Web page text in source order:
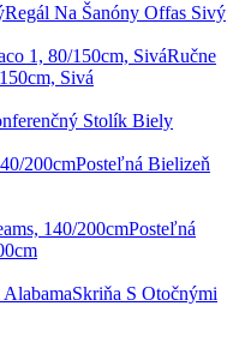
Regál Na Šanóny Offas Sivý
Ručne
Sivá
Stolík Biely
Posteľná Bielizeň
Posteľná
Skriňa S Otočnými